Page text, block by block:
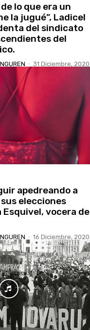
lo que era un
la jugué”, Ladicel
del sindicato
del
- 31 Diciembre, 2020
apedreando a
elecciones
Esquivel, vocera de
- 16 Diciembre, 2020